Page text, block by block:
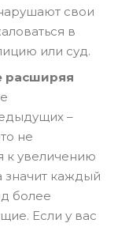
свои
в
или суд.
расширяя
–
не
к увеличению
значит каждый
более
Если у вас